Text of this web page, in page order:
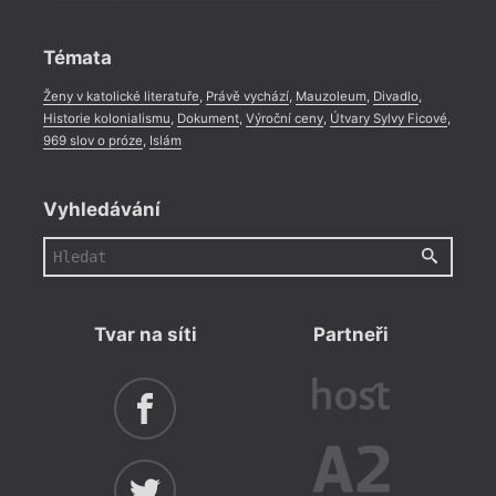
Témata
Ženy v katolické literatuře, Právě vychází, Mauzoleum, Divadlo,
Historie kolonialismu, Dokument, Výroční ceny, Útvary Sylvy Ficové,
969 slov o próze, Islám
Vyhledávání
Tvar na síti Partneři